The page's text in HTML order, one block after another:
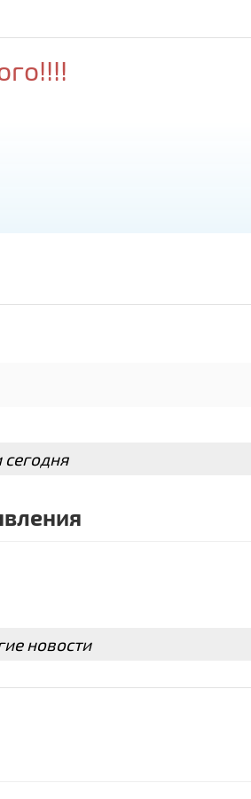
новости